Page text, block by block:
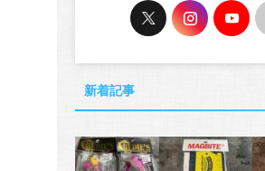
新着記事